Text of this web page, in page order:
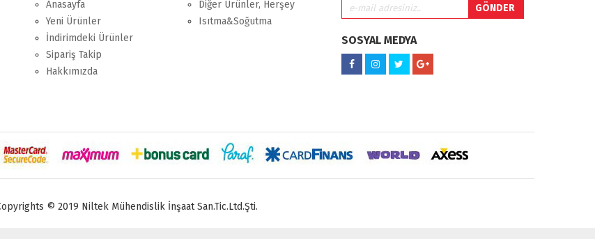
Anasayfa
Yeni Ürünler
İndirimdeki Ürünler
Sipariş Takip
Hakkımızda
Diğer Ürünler, Herşey
Isıtma&Soğutma
SOSYAL MEDYA
© 2019 Niltek Mühendislik İnşaat San.Tic.Ltd.Şti.